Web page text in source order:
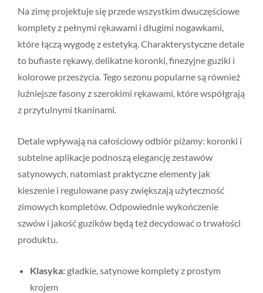
Na zimę projektuje się przede wszystkim dwuczęściowe
komplety z pełnymi rękawami i długimi nogawkami,
które łączą wygodę z estetyką. Charakterystyczne detale
to bufiaste rękawy, delikatne koronki, finezyjne guziki i
kolorowe przeszycia. Tego sezonu popularne są również
luźniejsze fasony z szerokimi rękawami, które współgrają
z przytulnymi tkaninami.
Detale wpływają na całościowy odbiór piżamy: koronki i
subtelne aplikacje podnoszą elegancję zestawów
satynowych, natomiast praktyczne elementy jak
kieszenie i regulowane pasy zwiększają użyteczność
zimowych kompletów. Odpowiednie wykończenie
szwów i jakość guzików będą też decydować o trwałości
produktu.
Klasyka: gładkie, satynowe komplety z prostym
krojem